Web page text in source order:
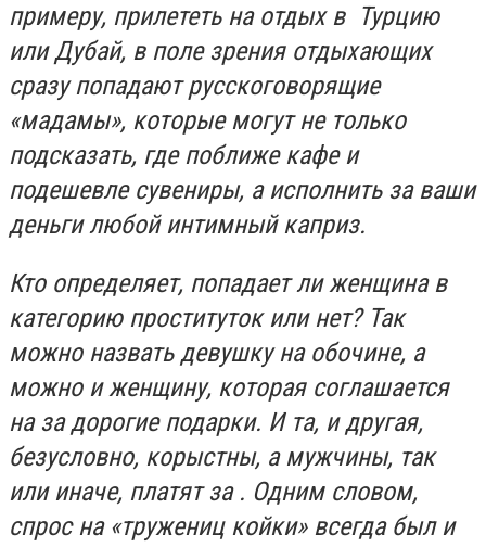
примеру, прилететь на отдых в Турцию
или Дубай, в поле зрения отдыхающих
сразу попадают русскоговорящие
«мадамы», которые могут не только
подсказать, где поближе кафе и
подешевле сувениры, а исполнить за ваши
деньги любой интимный каприз.
Кто определяет, попадает ли женщина в
категорию проституток или нет? Так
можно назвать девушку на обочине, а
можно и женщину, которая соглашается
на за дорогие подарки. И та, и другая,
безусловно, корыстны, а мужчины, так
или иначе, платят за . Одним словом,
спрос на «тружениц койки» всегда был и